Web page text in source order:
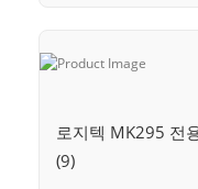
로지텍 MK295 전
(9)